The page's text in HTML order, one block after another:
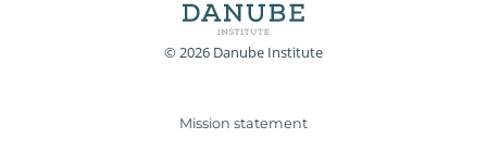
© 2026 Danube Institute
Mission statement